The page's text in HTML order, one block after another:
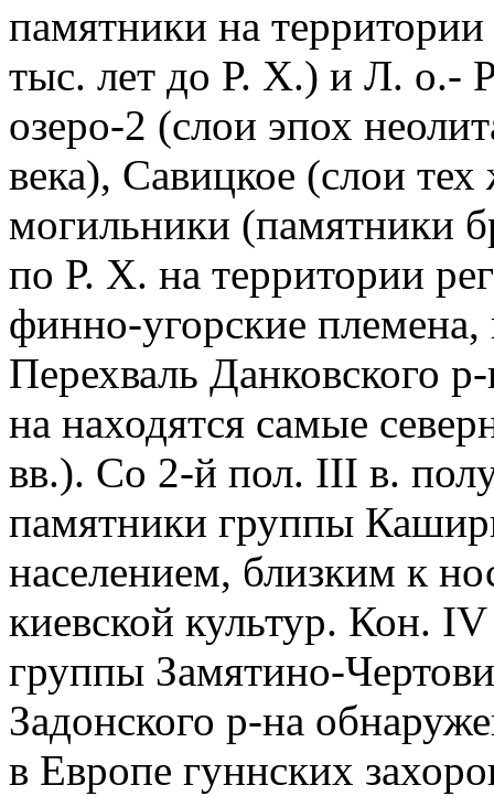
памятники на
тыс. лет до Р. Х.) и Л. о.-
озеро-2 (слои эпох
века), Савицкое (слои
могильники (памятники
по Р. Х. на территории
финно-угорские
Перехваль Данковского
на находятся самые
вв.). Со 2-й пол. III в.
памятники группы
населением, близким к
киевской культур. Кон.
группы Замятино-
Задонского р-на
в Европе гуннских